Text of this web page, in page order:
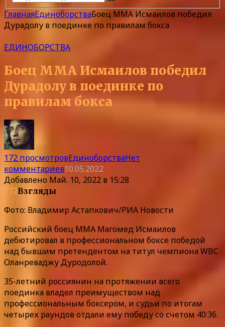
ГлавнаяЕдиноборстваБоец ММА Исмаилов победил
Дурадолу в поединке по правилам бокса
ЕДИНОБОРСТВА
Боец ММА Исмаилов победил
Дурадолу в поединке по
правилам бокса
172 просмотровЕдиноборстваНет
комментариев10.05.2022
Добавлено Май. 10, 2022 в 15:28
172Взгляды
Фото: Владимир Астапкович/РИА Новости
Российский боец ММА Магомед Исмаилов
дебютировал в профессиональном боксе победой
над бывшим претендентом на титул чемпиона WBC
Оланреваджу Дуродолой.
35-летний россиянин на протяжении всего
поединка владел преимуществом над
профессиональным боксером, и судьи по итогам
четырех раундов отдали ему победу со счетом 40:36.